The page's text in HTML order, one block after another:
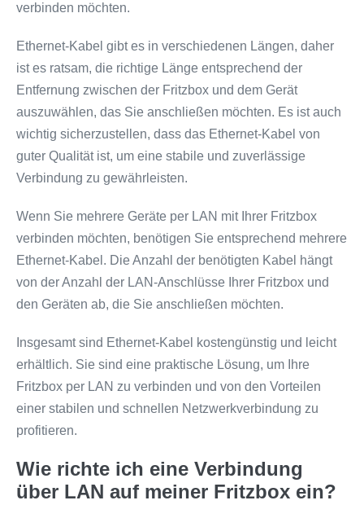
verbinden möchten.
Ethernet-Kabel gibt es in verschiedenen Längen, daher
ist es ratsam, die richtige Länge entsprechend der
Entfernung zwischen der Fritzbox und dem Gerät
auszuwählen, das Sie anschließen möchten. Es ist auch
wichtig sicherzustellen, dass das Ethernet-Kabel von
guter Qualität ist, um eine stabile und zuverlässige
Verbindung zu gewährleisten.
Wenn Sie mehrere Geräte per LAN mit Ihrer Fritzbox
verbinden möchten, benötigen Sie entsprechend mehrere
Ethernet-Kabel. Die Anzahl der benötigten Kabel hängt
von der Anzahl der LAN-Anschlüsse Ihrer Fritzbox und
den Geräten ab, die Sie anschließen möchten.
Insgesamt sind Ethernet-Kabel kostengünstig und leicht
erhältlich. Sie sind eine praktische Lösung, um Ihre
Fritzbox per LAN zu verbinden und von den Vorteilen
einer stabilen und schnellen Netzwerkverbindung zu
profitieren.
Wie richte ich eine Verbindung
über LAN auf meiner Fritzbox ein?